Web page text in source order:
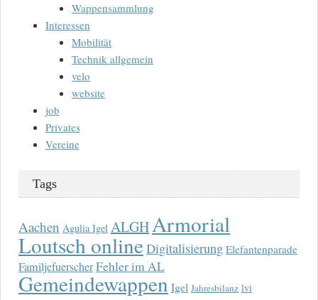
Wappensammlung
Interessen
Mobilität
Technik allgemein
velo
website
job
Privates
Vereine
Tags
Aachen Agulia Igel ALGHArmorial
Loutsch onlineDigitalisierung Elefantenparade
FamiljefuerscherFehler im AL
Gemeindewappen Igel Jahresbilanz lvi